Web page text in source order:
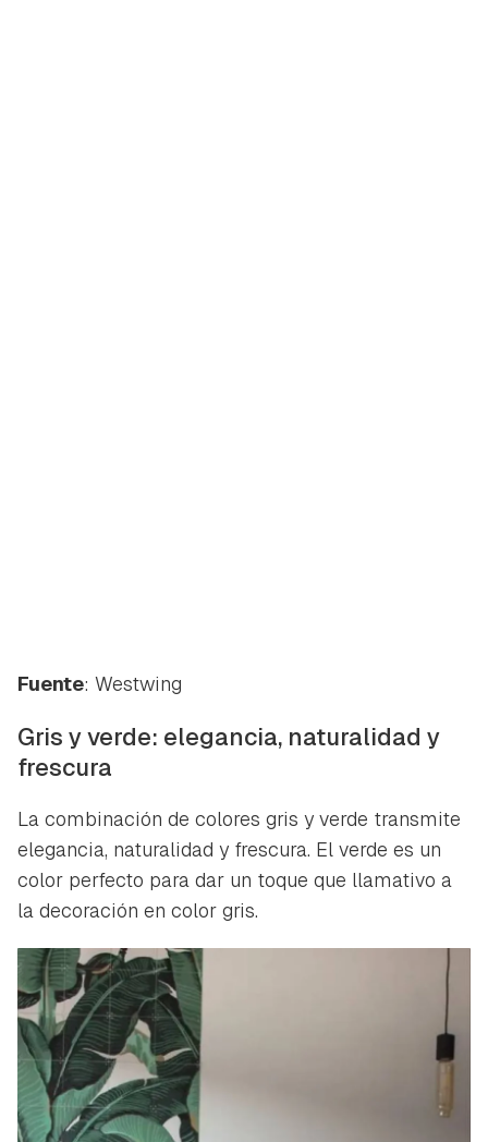
Fuente: Westwing
Gris y verde: elegancia, naturalidad y
frescura
La combinación de colores gris y verde transmite
elegancia, naturalidad y frescura. El verde es un
color perfecto para dar un toque que llamativo a
la decoración en color gris.